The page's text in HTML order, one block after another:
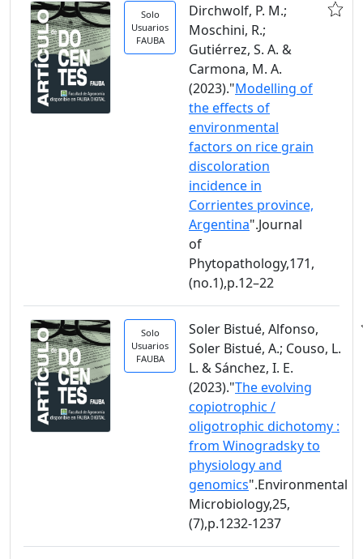
Solo
Usuarios
FAUBA
Dirchwolf, P. M.;
Moschini, R.;
Gutiérrez, S. A. &
Carmona, M. A.
(2023)."Modelling of
the effects of
environmental
factors on rice grain
discoloration
incidence in
Corrientes province,
Argentina".Journal
of
Phytopathology,171,
(no.1),p.12–22
Solo
Usuarios
FAUBA
Soler Bistué, Alfonso,
Soler Bistué, A.; Couso, L.
L. & Sánchez, I. E.
(2023)."The evolving
copiotrophic /
oligotrophic dichotomy :
from Winogradsky to
physiology and
genomics".Environmental
Microbiology,25,
(7),p.1232-1237